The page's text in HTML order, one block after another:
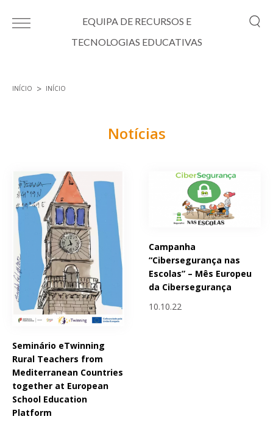
EQUIPA DE RECURSOS E
TECNOLOGIAS EDUCATIVAS
INÍCIO INÍCIO
Notícias
Seminário eTwinning
Rural Teachers from
Mediterranean Countries
together at European
School Education
Platform
Campanha
“Cibersegurança nas
Escolas” – Mês Europeu
da Cibersegurança
10.10.22
Páginas